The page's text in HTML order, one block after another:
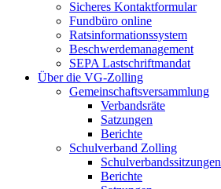
Sicheres Kontaktformular
Fundbüro online
Ratsinformationssystem
Beschwerdemanagement
SEPA Lastschriftmandat
Über die VG-Zolling
Gemeinschaftsversammlung
Verbandsräte
Satzungen
Berichte
Schulverband Zolling
Schulverbandssitzungen
Berichte